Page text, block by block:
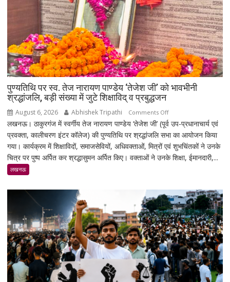
पुण्यतिथि पर स्व. तेज नारायण पाण्डेय ‘तेजेश जी’ को भावभीनी
श्रद्धांजलि, बड़ी संख्या में जुटे शिक्षाविद् व प्रबुद्धजन
August 6, 2026 Abhishek Tripathi Comments Offon
पुण्यतिथि
पर
स्व.
तेज
‘तेजेश
जी’
को
भावभीनी
श्रद्धांजलि,
बड़ी
संख्या
में
लखनऊ। ठाकुरगंज में स्वर्गीय तेज नारायण पाण्डेय ‘तेजेश जी’ (पूर्व उप-प्रधानाचार्य एवं
प्रवक्ता, कालीचरण इंटर कॉलेज) की पुण्यतिथि पर श्रद्धांजलि सभा का आयोजन किया
गया। कार्यक्रम में शिक्षाविदों, समाजसेवियों, अधिवक्ताओं, मित्रों एवं शुभचिंतकों ने उनके
चित्र पर पुष्प अर्पित कर श्रद्धासुमन अर्पित किए। वक्ताओं ने उनके शिक्षा, ईमानदारी,...
लखनऊ